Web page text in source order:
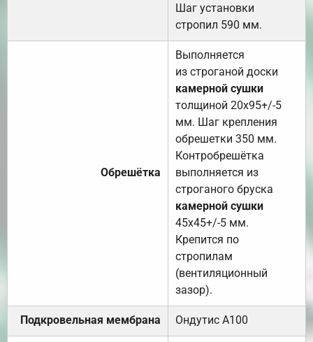
Шаг установки
стропил 590 мм.
Обрешётка
Выполняется
из строганой доски
камерной сушки
толщиной 20х95+/-5
мм. Шаг крепления
обрешетки 350 мм.
Контробрешётка
выполняется из
строганого бруска
камерной сушки
45х45+/-5 мм.
Крепится по
стропилам
(вентиляционный
зазор).
Подкровельная мембрана Ондутис А100